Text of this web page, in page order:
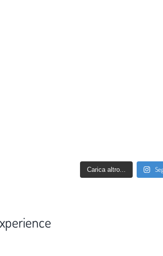
Carica altro...